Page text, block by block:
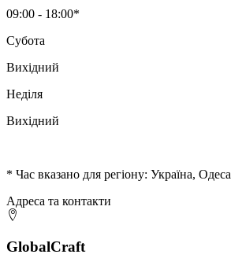
09:00 - 18:00*
Субота
Вихідний
Неділя
Вихідний
* Час вказано для регіону: Україна, Одеса
Адреса та контакти
GlobalCraft